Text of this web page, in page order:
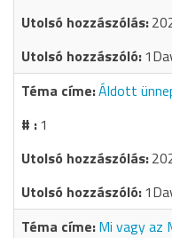
Áldott
1
Mi vagy az